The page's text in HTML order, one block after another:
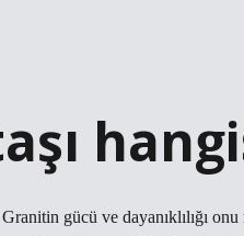
gücü ve dayanıklılığı